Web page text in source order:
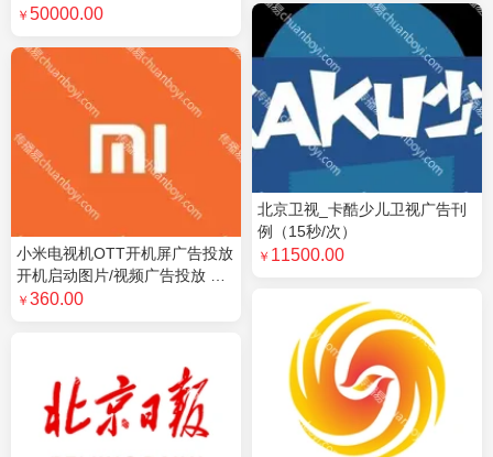
￥ 50000.00
小米电视机OTT开机屏广告投放
开机启动图片/视频广告投放 折
扣：2.5折
￥ 360.00
北京卫视_卡酷少儿卫视广告刊
例（15秒/次）
￥ 11500.00